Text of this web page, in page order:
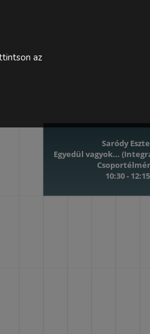
Saródy
Egyedül vagyok...
10:30 - 12:15
az